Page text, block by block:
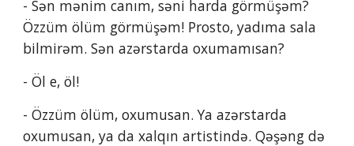
- Sən mənim canım, səni harda görmüşəm?
Özzüm ölüm görmüşəm! Prosto, yadıma sala
bilmirəm. Sən azərstarda oxumamısan?
- Öl e, öl!
- Özzüm ölüm, oxumusan. Ya azərstarda
oxumusan, ya da xalqın artistində. Qəşəng də